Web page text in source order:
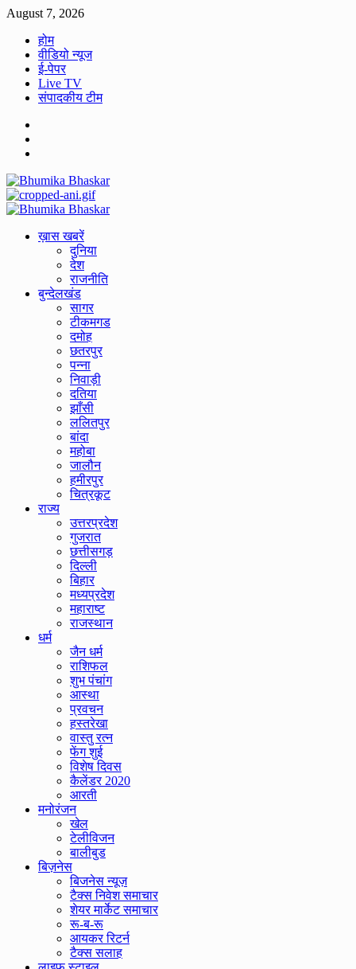
Skip
content
August 7, 2026
होम
वीडियो न्यूज
ई-पेपर
Live TV
संपादकीय टीम
Primary
ख़ास खबरें
दुनिया
देश
राजनीति
बुन्देलखंड
सागर
टीकमगड
दमोह
छतरपुर
पन्ना
निवाड़ी
दतिया
झाँसी
ललितपुर
बांदा
महोबा
जालौन
हमीरपुर
चित्रकूट
राज्य
उत्तरप्रदेश
गुजरात
छत्तीसगड़
दिल्ली
बिहार
मध्यप्रदेश
महाराष्ट
राजस्थान
धर्म
जैन धर्म
राशिफल
शुभ पंचांग
आस्था
प्रवचन
हस्तरेखा
वास्तु रत्न
फेंग शुई
विशेष दिवस
कैलेंडर 2020
आरती
मनोरंजन
खेल
टेलीविजन
बालीबुड
बिज़नेस
बिजनेस न्यूज़
टैक्स निवेश समाचार
शेयर मार्केट समाचार
रू-ब-रू
आयकर रिटर्न
टैक्स सलाह